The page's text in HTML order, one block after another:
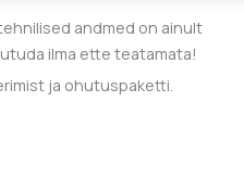
andmed on ainult
ilma ette teatamata!
ja ohutuspaketti.